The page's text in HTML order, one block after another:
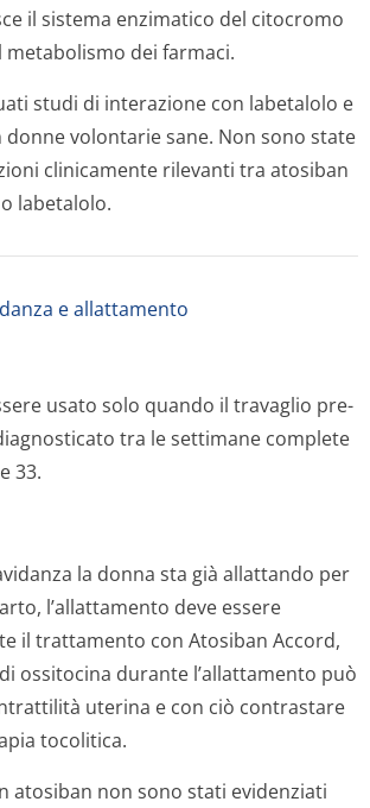
il sistema enzimatico del citocromo
metabolismo dei farmaci.
studi di interazione con labetalolo e
volontarie sane. Non sono state
clinicamente rilevanti tra atosiban
labetalolo.
e allattamento
usato solo quando il travaglio pre-
tra le settimane complete
33.
la donna sta già allattando per
l’allattamento deve essere
il trattamento con Atosiban Accord,
ossitocina durante l’allattamento può
uterina e con ciò contrastare
tocolitica.
atosiban non sono stati evidenziati